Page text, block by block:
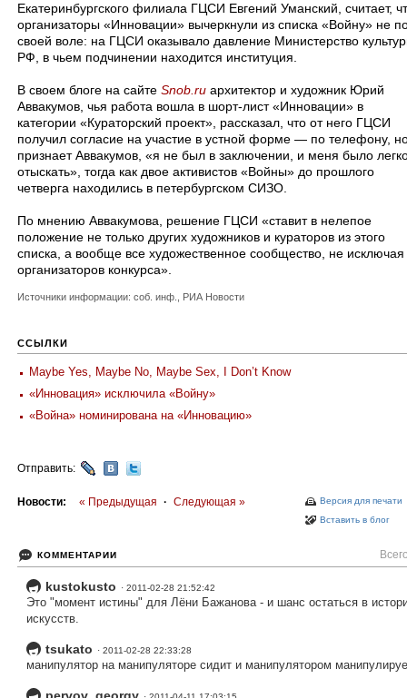
Екатеринбургского филиала ГЦСИ Евгений Уманский, считает,
организаторы «Инновации» вычеркнули из списка «Войну» не
своей воле: на ГЦСИ оказывало давление Министерство
РФ, в чьем подчинении находится институция.
В своем блоге на сайте Snob.ru архитектор и художник Юрий
Аввакумов, чья работа вошла в шорт-лист «Инновации» в
категории «Кураторский проект», рассказал, что от него ГЦСИ
получил согласие на участие в устной форме — по телефону,
признает Аввакумов, «я не был в заключении, и меня было
отыскать», тогда как двое активистов «Войны» до прошлого
четверга находились в петербургском СИЗО.
По мнению Аввакумова, решение ГЦСИ «ставит в нелепое
положение не только других художников и кураторов из этого
списка, а вообще все художественное сообщество, не исключая
организаторов конкурса».
Источники информации: соб. инф., РИА Новости
ССЫЛКИ
Maybe Yes, Maybe No, Maybe Sex, I Don’t Know
«Инновация» исключила «Войну»
«Война» номинирована на «Инновацию»
Отправить:
Версия для печати
Вставить в блог
Новости: « Предыдущая · Следующая »
КОММЕНТАРИИ
kustokusto · 2011-02-28 21:52:42
Это "момент истины" для Лёни Бажанова - и шанс остаться в
искусств.
tsukato · 2011-02-28 22:33:28
манипулятор на манипуляторе сидит и манипулятором